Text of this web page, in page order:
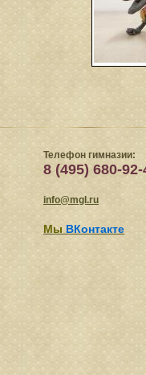
Телефон гимназии:
8 (495) 680-92-
info@mgl.ru
Мы ВКонтакте